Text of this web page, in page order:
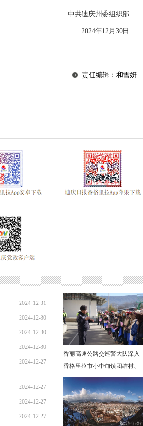
中共迪庆州委组织部
2024年12月30日
责任编辑：和雪妍
2024-12-31
2024-12-30
2024-12-30
2024-12-30
2024-12-27
2024-12-27
2024-12-27
2024-12-27
香丽高速公路交巡警大队深入
香格里拉市小中甸镇团结村、
和平村、联合村，开展“禁止行
人上高速”主题宣传